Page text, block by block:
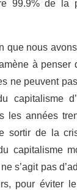
99.9% de la
que nous
à penser
ne peuvent
capitalisme
les années
sortir de la
capitalisme
s’agit pas
pour éviter